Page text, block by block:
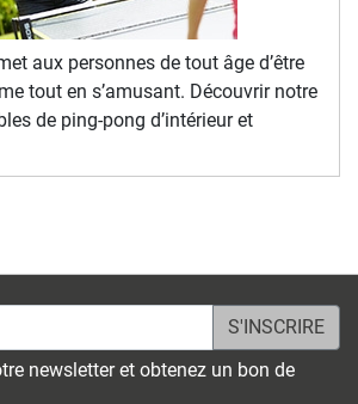
aux personnes de tout âge d’être
tout en s’amusant. Découvrir notre
de ping-pong d’intérieur et
newsletter et obtenez un bon de